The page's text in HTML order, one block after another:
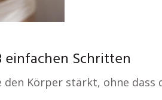
Schritten
Körper stärkt, ohne dass